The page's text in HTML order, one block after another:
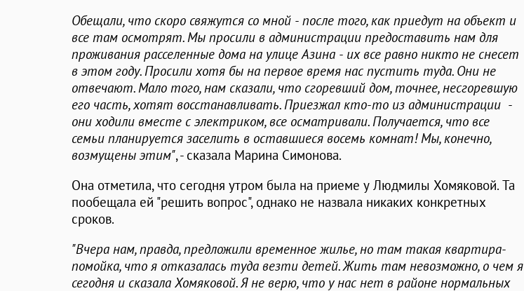
Обещали, что скоро свяжутся со мной - после того, как приедут на объект и
все там осмотрят. Мы просили в администрации предоставить нам для
проживания расселенные дома на улице Азина - их все равно никто не снесет
в этом году. Просили хотя бы на первое время нас пустить туда. Они не
отвечают. Мало того, нам сказали, что сгоревший дом, точнее, несгоревшую
его часть, хотят восстанавливать. Приезжал кто-то из администрации -
они ходили вместе с электриком, все осматривали. Получается, что все
семьи планируется заселить в оставшиеся восемь комнат! Мы, конечно,
возмущены этим", - сказала Марина Симонова.
Она отметила, что сегодня утром была на приеме у Людмилы Хомяковой. Та
пообещала ей "решить вопрос", однако не назвала никаких конкретных
сроков.
"Вчера нам, правда, предложили временное жилье, но там такая квартира-
помойка, что я отказалась туда везти детей. Жить там невозможно, о чем я
сегодня и сказала Хомяковой. Я не верю, что у нас нет в районе нормальных